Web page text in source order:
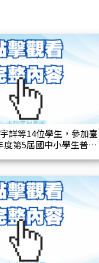
詳等14位學生，參加臺
度第5屆國中小學生普及
乙組第一名。